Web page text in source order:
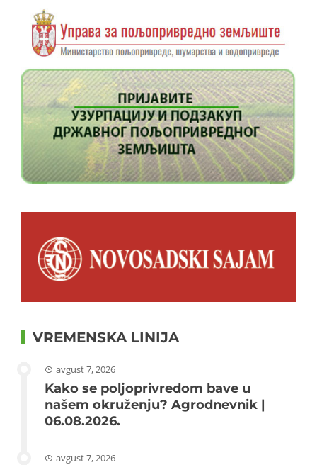
VREMENSKA LINIJA
avgust 7, 2026
Kako se poljoprivredom bave u
našem okruženju? Agrodnevnik |
06.08.2026.
avgust 7, 2026